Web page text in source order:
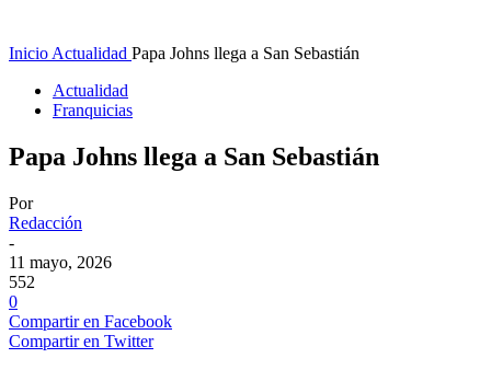
Inicio Actualidad Papa Johns llega a San Sebastián
Actualidad
Franquicias
Papa Johns llega a San Sebastián
Por
Redacción
-
11 mayo, 2026
552
0
Compartir en Facebook
Compartir en Twitter